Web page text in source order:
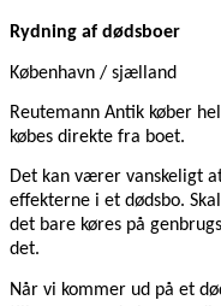
Rydning af dødsboer
København / sjælland
Reutemann Antik køber
købes direkte fra boet.
Det kan værer vanskeligt
effekterne i et dødsbo.
det bare køres på
det.
Når vi kommer ud på et